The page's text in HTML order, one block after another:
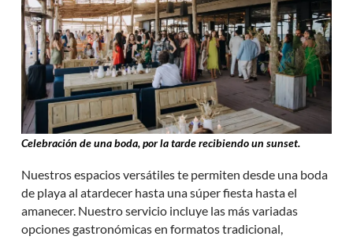
Celebración de una boda, por la tarde recibiendo un sunset.
Nuestros espacios versátiles te permiten desde una boda
de playa al atardecer hasta una súper fiesta hasta el
amanecer. Nuestro servicio incluye las más variadas
opciones gastronómicas en formatos tradicional,